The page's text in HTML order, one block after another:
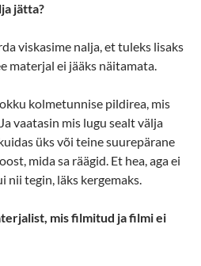
jätta?
viskasime nalja, et tuleks lisaks
materjal ei jääks näitamata.
kolmetunnise pildirea, mis
vaatasin mis lugu sealt välja
üks või teine suurepärane
mida sa räägid. Et hea, aga ei
nii tegin, läks kergemaks.
mis filmitud ja filmi ei